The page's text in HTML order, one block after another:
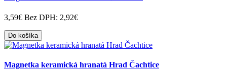
3,59€ Bez DPH: 2,92€
Do košíka
Magnetka keramická hranatá Hrad Čachtice